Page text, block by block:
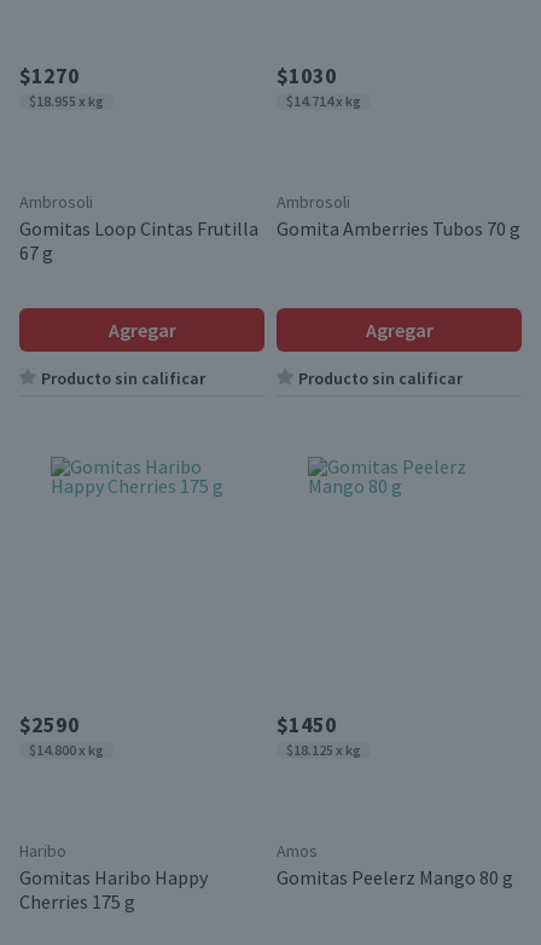
$1270
$18.955 x kg
Ambrosoli
Gomitas Loop Cintas Frutilla
67 g
Agregar
Producto sin calificar
$1030
$14.714 x kg
Ambrosoli
Gomita Amberries Tubos 70 g
Agregar
Producto sin calificar
$2590
$14.800 x kg
Haribo
Gomitas Haribo Happy
Cherries 175 g
$1450
$18.125 x kg
Amos
Gomitas Peelerz Mango 80 g